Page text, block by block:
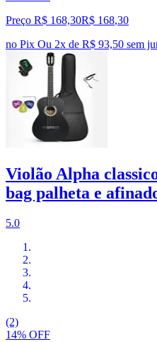
Preço R$ 168,30R$ 168,30
no Pix Ou 2x de R$ 93,50 sem
Violão Alpha
bag palheta e
5.0
(2)
14% OFF